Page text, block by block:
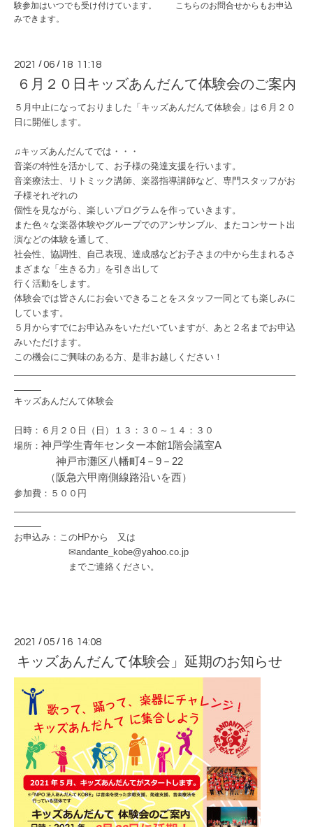
験参加はいつでも受け付けています。 こちらのお問合せからもお申込
みできます。
2021 /06 / 18 11:18
６月２０日キッズあんだんて体験会のご案内
５月中止になっておりました「キッズあんだんて体験会」は６月２０
日に開催します。
♫キッズあんだんてでは・・・
音楽の特性を活かして、お子様の発達支援を行います。
音楽療法士、リトミック講師、楽器指導講師など、専門スタッフがお
子様それぞれの
個性を見ながら、楽しいプログラムを作っていきます。
また色々な楽器体験やグループでのアンサンブル、またコンサート出
演などの体験を通して、
社会性、協調性、自己表現、達成感などお子さまの中から生まれるさ
まざまな「生きる力」を引き出して
行く活動をします。
体験会では皆さんにお会いできることをスタッフ一同とても楽しみに
しています。
５月からすでにお申込みをいただいていますが、あと２名までお申込
みいただけます。
この機会にご興味のある方、是非お越しください！
キッズあんだんて体験会
日時：６月２０日（日）１３：３０～１４：３０
場所： 神戸学生青年センター本館1階会議室A
神戸市灘区八幡町4 － 9 － 22
（阪急六甲南側線路沿いを西）
参加費：５００円
お申込み：このHPから 又は
✉andante_kobe@yahoo.co.jp
までご連絡ください。
2021 /05 / 16 14:08
キッズあんだんて体験会」延期のお知らせ